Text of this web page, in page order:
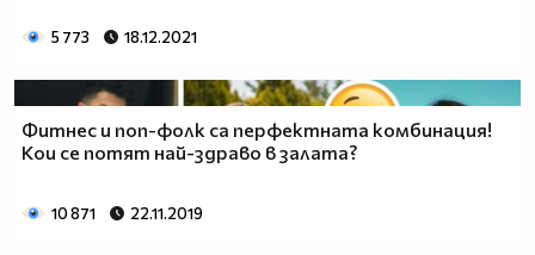
5 773 18.12.2021
Фитнес и поп-фолк са перфектната комбинация!
Кои се потят най-здраво в залата?
10 871 22.11.2019